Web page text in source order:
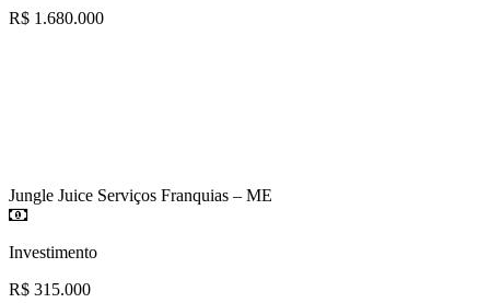
R$ 1.680.000
Jungle Juice Serviços Franquias – ME
Investimento
R$ 315.000